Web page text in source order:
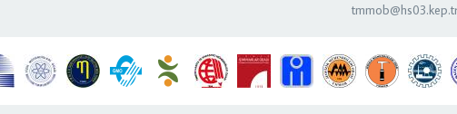
tmmob@hs03.kep.tr